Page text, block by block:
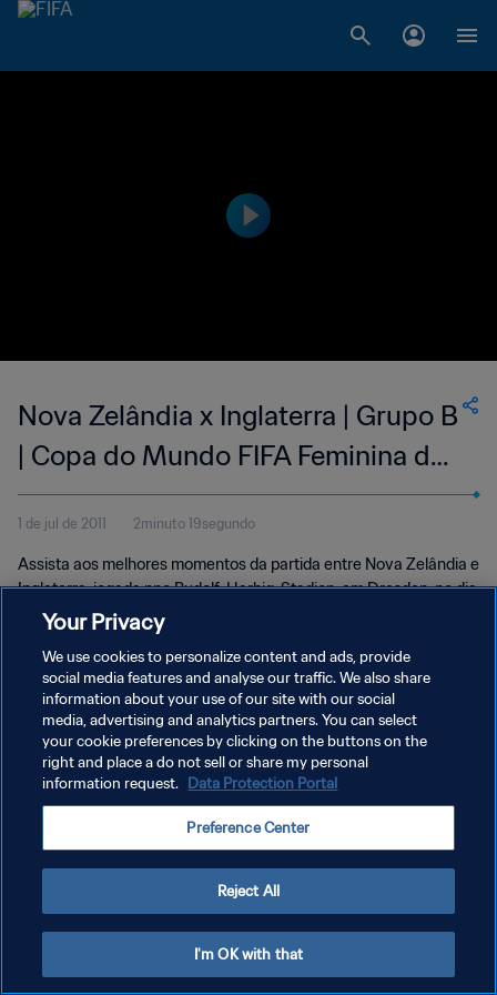
Nova Zelândia x Inglaterra | Grupo B
| Copa do Mundo FIFA Feminina de
2011, na Alemanha | Melhores
Momentos
1 de jul de 2011 2minuto 19segundo
Assista aos melhores momentos da partida entre Nova Zelândia e
Inglaterra, jogada nno Rudolf-Harbig-Stadion, em Dresden, no dia
1º de julho de 2011, sexta-feira.
POLÍTICA DE PRIVACIDADE
TERMOS DE SERVIÇO
ADMINISTRAR AS PREFERÊNCIAS DE COOKIES
Your Privacy
We use cookies to personalize content and ads, provide
social media features and analyse our traffic. We also share
information about your use of our site with our social
media, advertising and analytics partners. You can select
your cookie preferences by clicking on the buttons on the
right and place a do not sell or share my personal
information request. Data Protection Portal
Preference Center
Reject All
I'm OK with that